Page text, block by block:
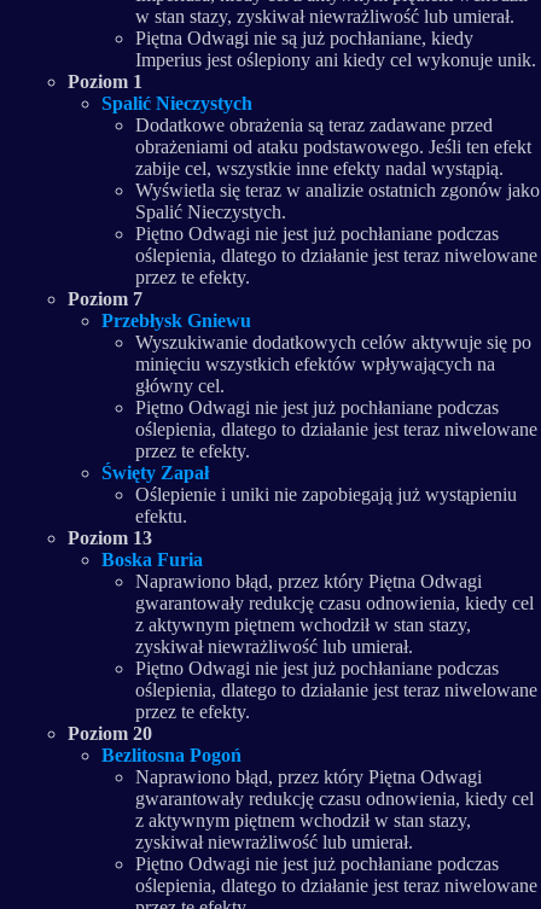
w stan stazy, zyskiwał niewrażliwość lub umierał.
Piętna Odwagi nie są już pochłaniane, kiedy
Imperius jest oślepiony ani kiedy cel wykonuje unik.
Poziom 1
Spalić Nieczystych
Dodatkowe obrażenia są teraz zadawane przed
obrażeniami od ataku podstawowego. Jeśli ten efekt
zabije cel, wszystkie inne efekty nadal wystąpią.
Wyświetla się teraz w analizie ostatnich zgonów jako
Spalić Nieczystych.
Piętno Odwagi nie jest już pochłaniane podczas
oślepienia, dlatego to działanie jest teraz niwelowane
przez te efekty.
Poziom 7
Przebłysk Gniewu
Wyszukiwanie dodatkowych celów aktywuje się po
minięciu wszystkich efektów wpływających na
główny cel.
Piętno Odwagi nie jest już pochłaniane podczas
oślepienia, dlatego to działanie jest teraz niwelowane
przez te efekty.
Święty Zapał
Oślepienie i uniki nie zapobiegają już wystąpieniu
efektu.
Poziom 13
Boska Furia
Naprawiono błąd, przez który Piętna Odwagi
gwarantowały redukcję czasu odnowienia, kiedy cel
z aktywnym piętnem wchodził w stan stazy,
zyskiwał niewrażliwość lub umierał.
Piętno Odwagi nie jest już pochłaniane podczas
oślepienia, dlatego to działanie jest teraz niwelowane
przez te efekty.
Poziom 20
Bezlitosna Pogoń
Naprawiono błąd, przez który Piętna Odwagi
gwarantowały redukcję czasu odnowienia, kiedy cel
z aktywnym piętnem wchodził w stan stazy,
zyskiwał niewrażliwość lub umierał.
Piętno Odwagi nie jest już pochłaniane podczas
oślepienia, dlatego to działanie jest teraz niwelowane